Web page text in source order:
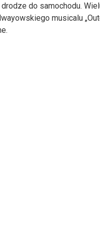
drodze do samochodu.
musicalu